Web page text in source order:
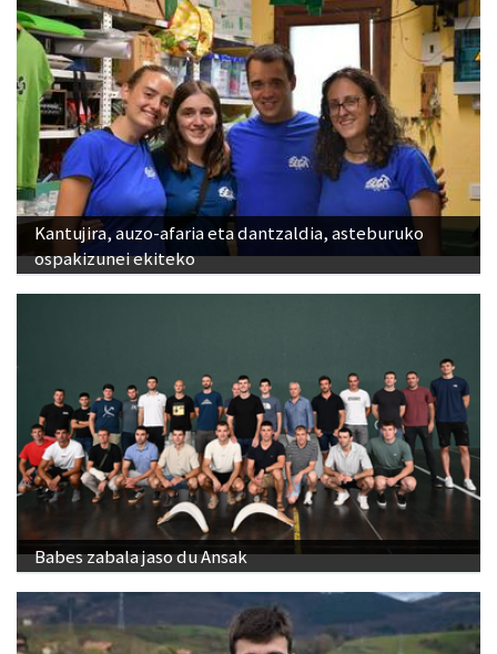
Kantujira, auzo-afaria eta dantzaldia, asteburuko
ospakizunei ekiteko
Babes zabala jaso du Ansak